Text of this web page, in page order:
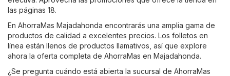
las páginas 18.
En AhorraMas Majadahonda encontrarás una amplia gama de
productos de calidad a excelentes precios. Los folletos en
línea están llenos de productos llamativos, así que explore
ahora la oferta completa de AhorraMas en Majadahonda.
¿Se pregunta cuándo está abierta la sucursal de AhorraMas